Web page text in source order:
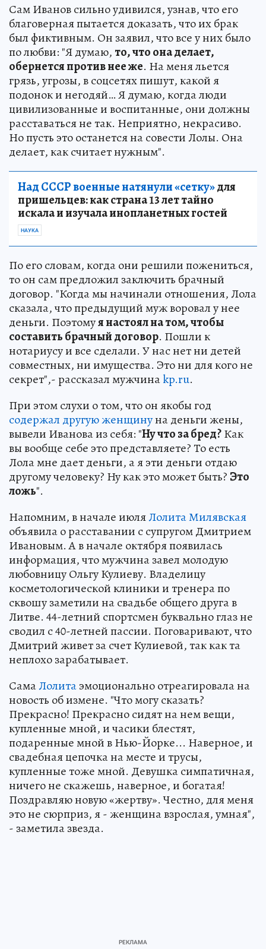
Сам Иванов сильно удивился, узнав, что его
благоверная пытается доказать, что их брак
был фиктивным. Он заявил, что все у них было
по любви: "Я думаю, то, что она делает,
обернется против нее же. На меня льется
грязь, угрозы, в соцсетях пишут, какой я
подонок и негодяй… Я думаю, когда люди
цивилизованные и воспитанные, они должны
расставаться не так. Неприятно, некрасиво.
Но пусть это останется на совести Лолы. Она
делает, как считает нужным".
Над СССР военные натянули «сетку»для
пришельцев: как страна 13 лет тайно
искала и изучала инопланетных гостей
НАУКА
По его словам, когда они решили пожениться,
то он сам предложил заключить брачный
договор. "Когда мы начинали отношения, Лола
сказала, что предыдущий муж воровал у нее
деньги. Поэтомуя настоял на том, чтобы
составить брачный договор. Пошли к
нотариусу и все сделали. У нас нет ни детей
совместных, ни имущества. Это ни для кого не
секрет",- рассказал мужчинаkp.ru.
При этом слухи о том, что он якобы год
содержал другую женщинуна деньги жены,
вывели Иванова из себя: "Ну что за бред?Как
вы вообще себе это представляете? То есть
Лола мне дает деньги, а я эти деньги отдаю
другому человеку? Ну как это может быть? Это
ложь".
Напомним, в начале июляЛолита Милявская
объявила о расставании с супругом Дмитрием
Ивановым. А в начале октября появилась
информация, что мужчина завел молодую
любовницу Ольгу Кулиеву. Владелицу
косметологической клиники и тренера по
сквошу заметили на свадьбе общего друга в
Литве. 44-летний спортсмен буквально глаз не
сводил с 40-летней пассии. Поговаривают, что
Дмитрий живет за счет Кулиевой, так как та
неплохо зарабатывает.
СамаЛолитаэмоционально отреагировала на
новость об измене. "Что могу сказать?
Прекрасно! Прекрасно сидят на нем вещи,
купленные мной, и часики блестят,
подаренные мной в Нью-Йорке... Наверное, и
свадебная цепочка на месте и трусы,
купленные тоже мной. Девушка симпатичная,
ничего не скажешь, наверное, и богатая!
Поздравляю новую «жертву». Честно, для меня
это не сюрприз, я - женщина взрослая, умная",
- заметила звезда.